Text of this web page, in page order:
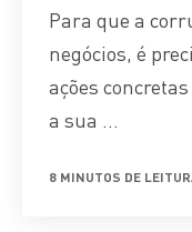
Para que a
negócios, é
ações
a sua ...
8 MINUTOS DE